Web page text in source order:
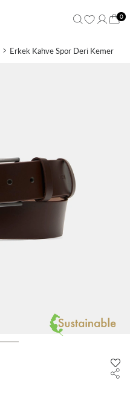
0
Erkek Kahve Spor Deri Kemer